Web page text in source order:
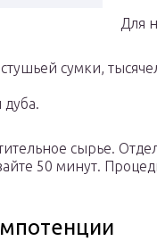
Для
сумки,
дуба.
сырье.
50 минут.